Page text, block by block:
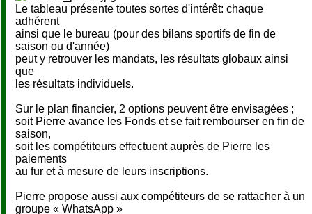
Le tableau présente toutes sortes d'intérêt: chaque
adhérent
ainsi que le bureau (pour des bilans sportifs de fin de
saison ou d'année)
peut y retrouver les mandats, les résultats globaux ainsi
que
les résultats individuels.
Sur le plan financier, 2 options peuvent être envisagées ;
soit Pierre avance les Fonds et se fait rembourser en fin de
saison,
soit les compétiteurs effectuent auprès de Pierre les
paiements
au fur et à mesure de leurs inscriptions.
Pierre propose aussi aux compétiteurs de se rattacher à un
groupe « WhatsApp »